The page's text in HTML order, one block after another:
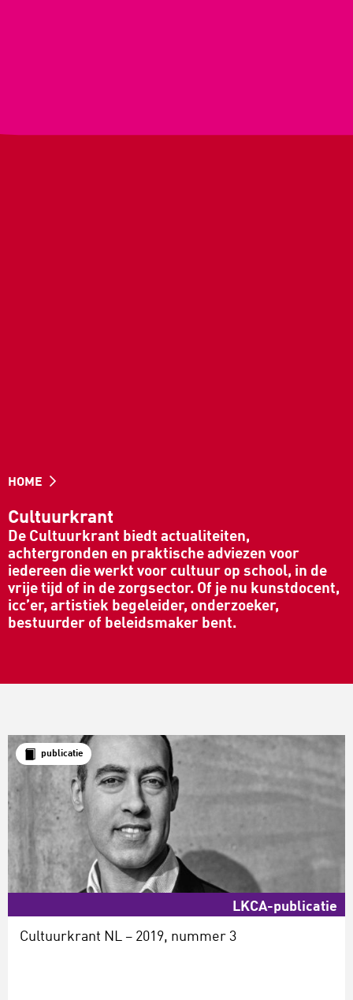
HOME
Cultuurkrant
De Cultuurkrant biedt actualiteiten,
achtergronden en praktische adviezen voor
iedereen die werkt voor cultuur op school, in de
vrije tijd of in de zorgsector. Of je nu kunstdocent,
icc’er, artistiek begeleider, onderzoeker,
bestuurder of beleidsmaker bent.
publicatie
LKCA-publicatie
Cultuurkrant NL – 2019, nummer 3